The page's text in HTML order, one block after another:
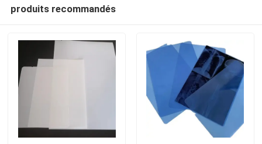
produits recommandés